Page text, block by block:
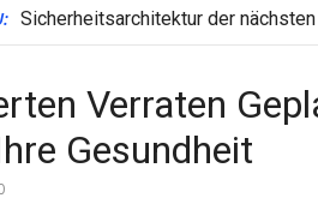
Sicherheitsarchitektur der
Verraten
Gesundheit